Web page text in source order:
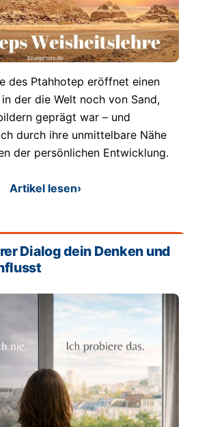
des Ptahhotep eröffnet einen
der die Welt noch von Sand,
geprägt war – und
durch ihre unmittelbare Nähe
der persönlichen Entwicklung.
Artikel lesen›
Dialog dein Denken und